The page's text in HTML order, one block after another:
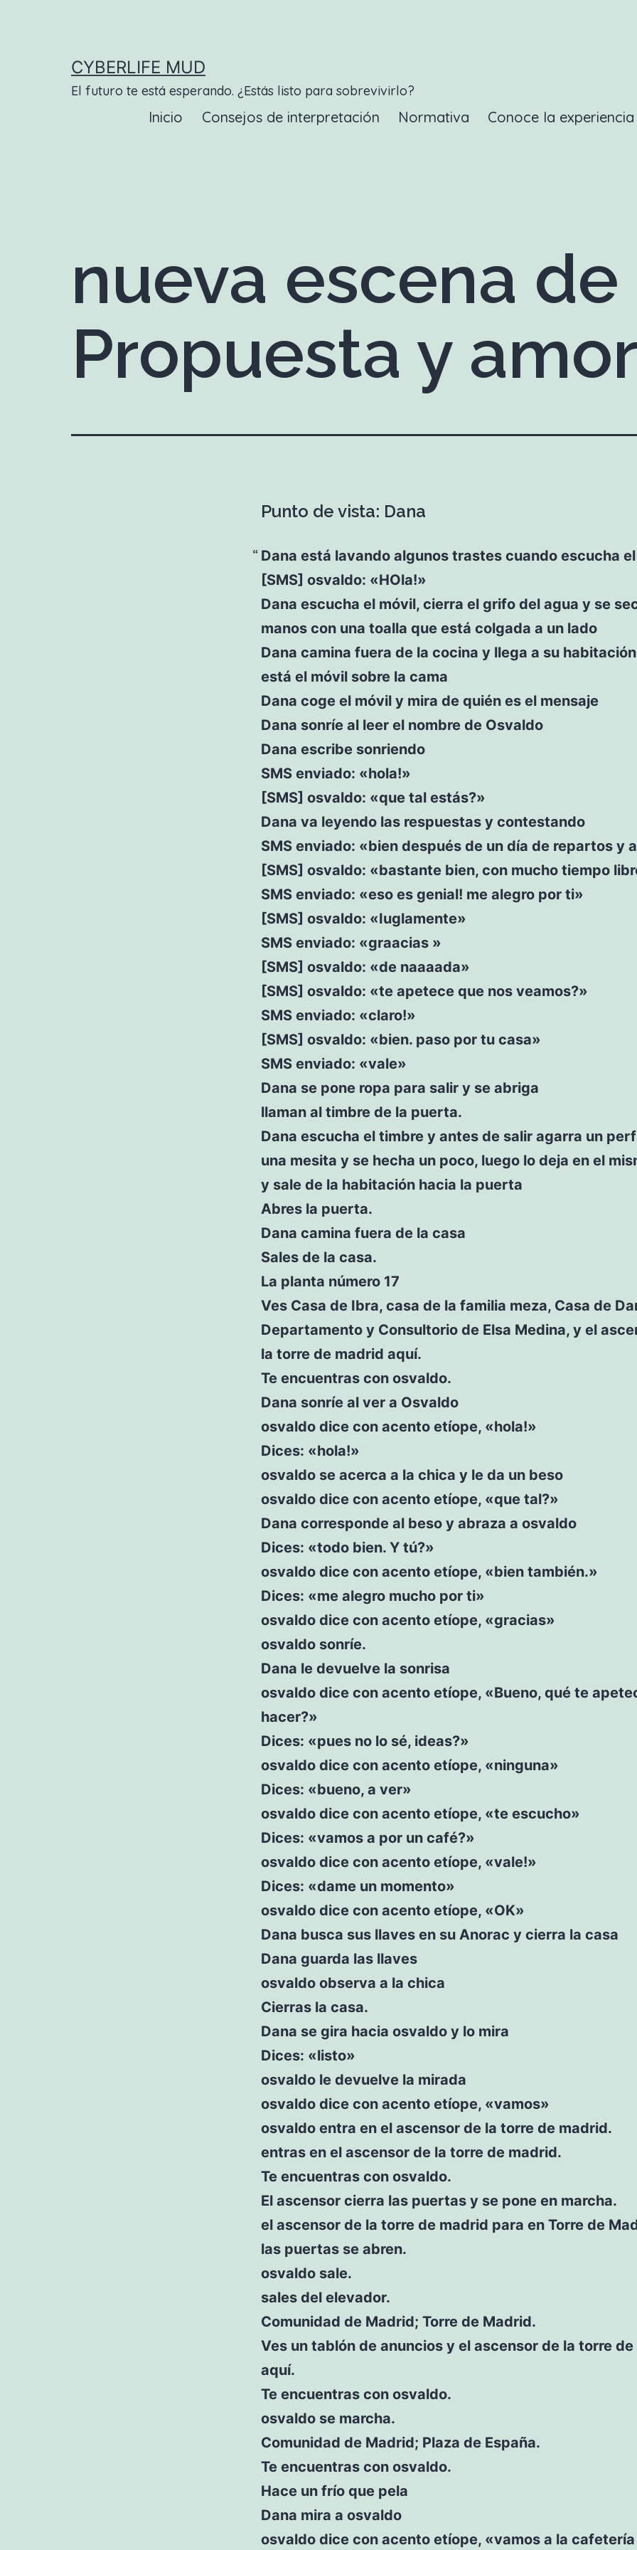
CYBERLIFE MUD
El futuro te está esperando. ¿Estás listo para sobrevivirlo?
Inicio Consejos de interpretación Normativa Conoce la
nueva escena de
Propuesta y
Punto de vista: Dana
Dana está lavando algunos trastes cuando escucha
[SMS] osvaldo: «HOla!»
Dana escucha el móvil, cierra el grifo del agua y se
manos con una toalla que está colgada a un lado
Dana camina fuera de la cocina y llega a su
está el móvil sobre la cama
Dana coge el móvil y mira de quién es el mensaje
Dana sonríe al leer el nombre de Osvaldo
Dana escribe sonriendo
SMS enviado: «hola!»
[SMS] osvaldo: «que tal estás?»
Dana va leyendo las respuestas y contestando
SMS enviado: «bien después de un día de repartos y
[SMS] osvaldo: «bastante bien, con mucho tiempo
SMS enviado: «eso es genial! me alegro por ti»
[SMS] osvaldo: «Iuglamente»
SMS enviado: «graacias »
[SMS] osvaldo: «de naaaada»
[SMS] osvaldo: «te apetece que nos veamos?»
SMS enviado: «claro!»
[SMS] osvaldo: «bien. paso por tu casa»
SMS enviado: «vale»
Dana se pone ropa para salir y se abriga
llaman al timbre de la puerta.
Dana escucha el timbre y antes de salir agarra un
una mesita y se hecha un poco, luego lo deja en el
y sale de la habitación hacia la puerta
Abres la puerta.
Dana camina fuera de la casa
Sales de la casa.
La planta número 17
Ves Casa de Ibra, casa de la familia meza, Casa de
Departamento y Consultorio de Elsa Medina, y el
la torre de madrid aquí.
Te encuentras con osvaldo.
Dana sonríe al ver a Osvaldo
osvaldo dice con acento etíope, «hola!»
Dices: «hola!»
osvaldo se acerca a la chica y le da un beso
osvaldo dice con acento etíope, «que tal?»
Dana corresponde al beso y abraza a osvaldo
Dices: «todo bien. Y tú?»
osvaldo dice con acento etíope, «bien también.»
Dices: «me alegro mucho por ti»
osvaldo dice con acento etíope, «gracias»
osvaldo sonríe.
Dana le devuelve la sonrisa
osvaldo dice con acento etíope, «Bueno, qué te
hacer?»
Dices: «pues no lo sé, ideas?»
osvaldo dice con acento etíope, «ninguna»
Dices: «bueno, a ver»
osvaldo dice con acento etíope, «te escucho»
Dices: «vamos a por un café?»
osvaldo dice con acento etíope, «vale!»
Dices: «dame un momento»
osvaldo dice con acento etíope, «OK»
Dana busca sus llaves en su Anorac y cierra la casa
Dana guarda las llaves
osvaldo observa a la chica
Cierras la casa.
Dana se gira hacia osvaldo y lo mira
Dices: «listo»
osvaldo le devuelve la mirada
osvaldo dice con acento etíope, «vamos»
osvaldo entra en el ascensor de la torre de madrid.
entras en el ascensor de la torre de madrid.
Te encuentras con osvaldo.
El ascensor cierra las puertas y se pone en marcha.
el ascensor de la torre de madrid para en Torre de
las puertas se abren.
osvaldo sale.
sales del elevador.
Comunidad de Madrid; Torre de Madrid.
Ves un tablón de anuncios y el ascensor de la torre
aquí.
Te encuentras con osvaldo.
osvaldo se marcha.
Comunidad de Madrid; Plaza de España.
Te encuentras con osvaldo.
Hace un frío que pela
Dana mira a osvaldo
osvaldo dice con acento etíope, «vamos a la